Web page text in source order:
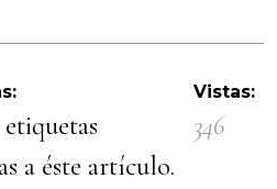
a éste artículo.
Vistas:
346